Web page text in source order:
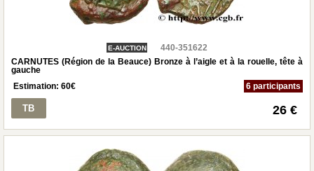
E-AUCTION
440-351622
CARNUTES (Région de la Beauce) Bronze à l’aigle et à la rouelle, tête à
gauche
Estimation: 60€ 6 participants
TB 26 €